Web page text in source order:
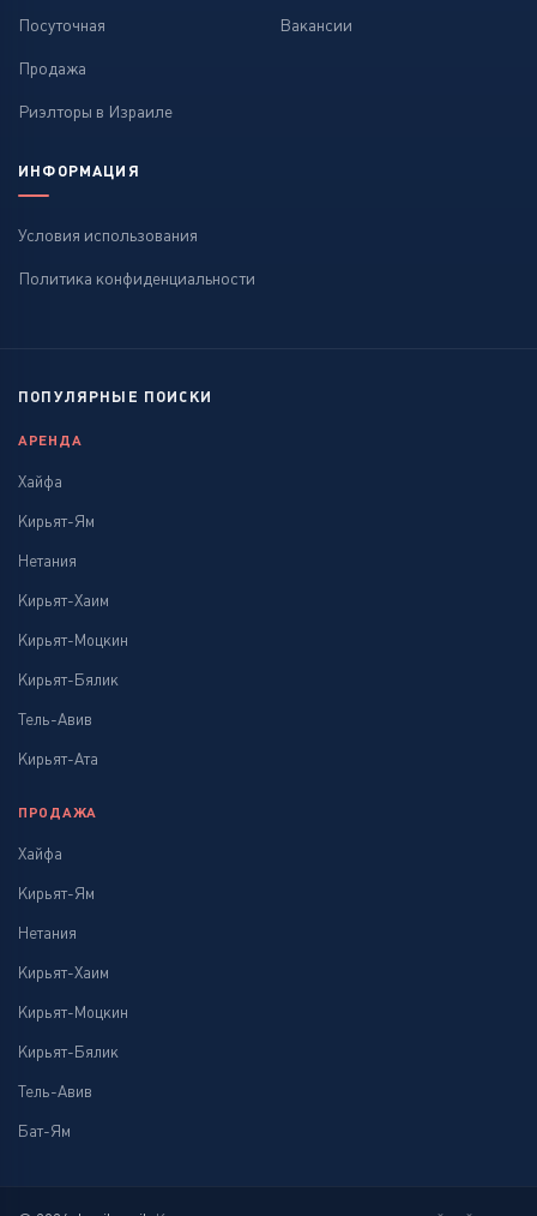
Посуточная
Продажа
Риэлторы в Израиле
Вакансии
ИНФОРМАЦИЯ
Условия использования
Политика конфиденциальности
ПОПУЛЯРНЫЕ ПОИСКИ
АРЕНДА
Хайфа
Кирьят-Ям
Нетания
Кирьят-Хаим
Кирьят-Моцкин
Кирьят-Бялик
Тель-Авив
Кирьят-Ата
ПРОДАЖА
Хайфа
Кирьят-Ям
Нетания
Кирьят-Хаим
Кирьят-Моцкин
Кирьят-Бялик
Тель-Авив
Бат-Ям